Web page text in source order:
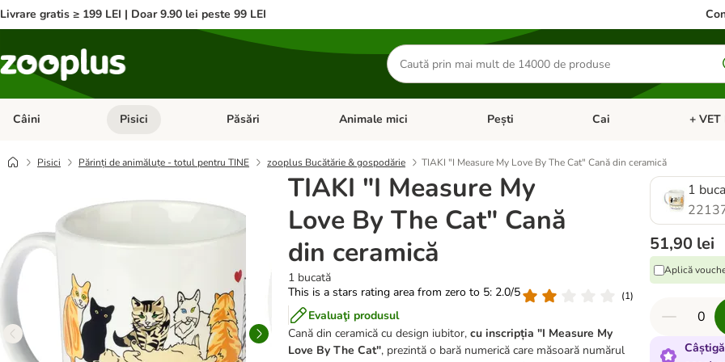
Livrare gratis ≥ 199 LEI | Doar 9.90 lei peste 99 LEI
Căutare
produse
Câini Deschideți meniul cu categorii: Câini
Pisici Deschideți meniul cu categorii: Pisici
Păsări Deschideți meniul cu categorii: Păsări
Animale mici Deschideți meniul cu categorii: Animale mici
Pești Deschideți meniul cu
Cai +
Pisici Părinți de animăluțe - totul pentru TINE zooplus Bucătărie & gospodărie TIAKI "I Measure My Love By The Cat" Cană din ceramică
TIAKI "I Measure My
Love By The Cat" Cană
din ceramică
1 bucată
This is a stars rating area from zero to 5: 2.0/5
(1)
Evaluaţi produsul
Cană din ceramică cu design iubitor, cu inscripția "I Measure My
Love By The Cat", prezintă o bară numerică care măsoară numărul
1
51,90 lei
Aplică